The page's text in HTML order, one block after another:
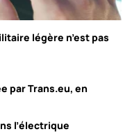
légère n’est pas
par Trans.eu, en
l’électrique